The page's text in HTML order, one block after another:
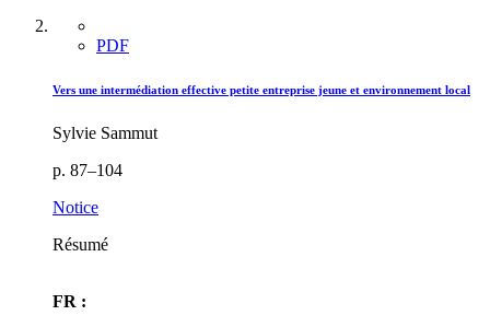
PDF
Vers une intermédiation effective petite entreprise jeune et environnement local
Sylvie Sammut
p. 87–104
Notice
Résumé
FR :